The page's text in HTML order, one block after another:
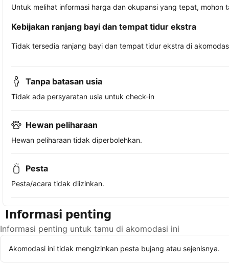
Untuk melihat informasi harga dan okupansi yang tepat,
Kebijakan ranjang bayi dan tempat tidur ekstra
Tidak tersedia ranjang bayi dan tempat tidur ekstra di
Tanpa batasan usia
Tidak ada persyaratan usia untuk check-in
Hewan peliharaan
Hewan peliharaan tidak diperbolehkan.
Pesta
Pesta/acara tidak diizinkan.
Informasi penting
Informasi penting untuk tamu di akomodasi ini
Akomodasi ini tidak mengizinkan pesta bujang atau sejenisnya.